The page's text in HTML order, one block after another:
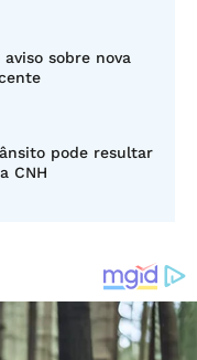
sobre nova
pode resultar
CNH